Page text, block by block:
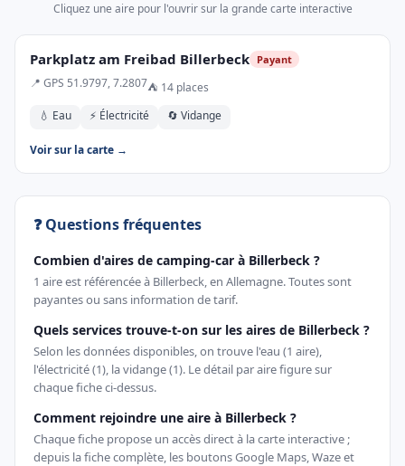
Parkplatz am Freibad Billerbeck Payant
📍 GPS 51.9797, 7.2807⛺ 14 places
💧 Eau
⚡ Électricité 🔄 Vidange
Voir sur la carte →
❓ Questions fréquentes
Combien d'aires de camping-car à Billerbeck ?
1 aire est référencée à Billerbeck, en Allemagne. Toutes sont
payantes ou sans information de tarif.
Quels services trouve-t-on sur les aires de Billerbeck ?
Selon les données disponibles, on trouve l'eau (1 aire),
l'électricité (1), la vidange (1). Le détail par aire figure sur
chaque fiche ci-dessus.
Comment rejoindre une aire à Billerbeck ?
Chaque fiche propose un accès direct à la carte interactive ;
depuis la fiche complète, les boutons Google Maps, Waze et
Cliquez une aire pour l'ouvrir sur la grande carte interactive